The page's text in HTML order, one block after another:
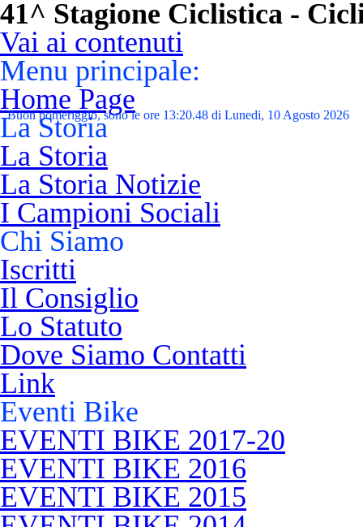
41^ Stagione Ciclistica -
Buon pomeriggio, sono le ore 13:20.49 di Lunedi, 10 Agosto 2026
Vai ai contenuti
Menu principale:
Home Page
La Storia
La Storia
La Storia Notizie
I Campioni Sociali
Chi Siamo
Iscritti
Il Consiglio
Lo Statuto
Dove Siamo Contatti
Link
Eventi Bike
EVENTI BIKE 2017-20
EVENTI BIKE 2016
EVENTI BIKE 2015